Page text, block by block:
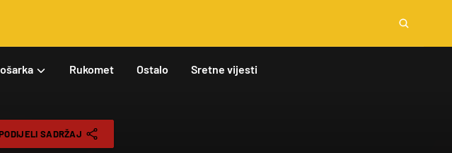
Rukomet Ostalo Sretne vijesti
SADRŽAJ